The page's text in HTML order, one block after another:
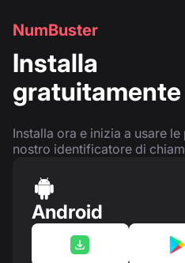
NumBuster
Installa
gratuitamente
Installa ora e inizia a usare
nostro identificatore di
Android